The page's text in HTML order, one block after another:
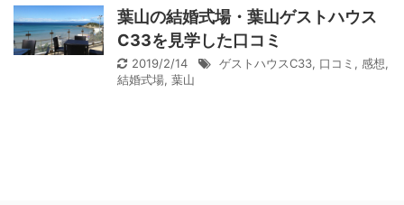
葉山の結婚式場・葉山ゲストハウス
C33を見学した口コミ
2019/2/14 ゲストハウスC33, 口コミ , 感想,
結婚式場, 葉山